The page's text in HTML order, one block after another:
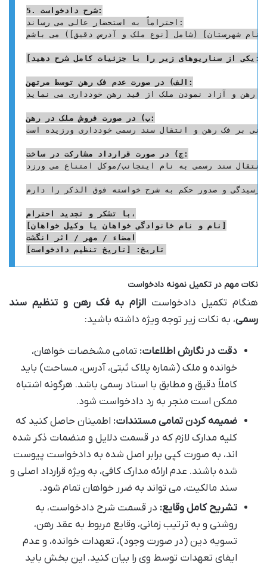
5. شرح دادخواست:
احتراماً به استحضار عالی می رساند:
[نام شهرستان] (شامل [نوع ملک و آدرس دقیق]) می باشم.
[یکی از سناریوهای زیر را با جزئیات کامل شرح دهید:]
الف) در صورت عدم فک رهن توسط مرتهن:
رهن و آزاد نمودن ملک از قید رهن خودداری می نماید.
ب) در صورت فروش ملک در رهن:
بر فک رهن و انتقال سند رسمی خودداری ورزیده است.
ج) در صورت قرارداد مشارکت در ساخت:
سند رسمی به نام اینجانب/موکل امتناع می ورزد.
در خصوص لزوم قراردادها و لزوم اجرای تعهدات، و مواد 198 و 519 قانون آیین دادرسی مدنی، از محضر عالی درخواست رسیدگی و صدور حکم به شرح خواسته فوق الذکر را دارم.
با تشکر و تجدید احترام،
[نام و نام خانوادگی خواهان یا وکیل خواهان]
امضاء / مهر / اثر انگشت
تاریخ: [تاریخ تنظیم دادخواست]
نکات مهم در تکمیل نمونه دادخواست
هنگام تکمیل دادخواست الزام به فک رهن و تنظیم سند
رسمی، به نکات زیر توجه ویژه داشته باشید:
دقت در نگارش اطلاعات: تمامی مشخصات خواهان،
خوانده و ملک (شماره پلاک ثبتی، آدرس، مساحت) باید
کاملاً دقیق و مطابق با اسناد رسمی باشد. هرگونه اشتباه
ممکن است منجر به رد دادخواست شود.
ضمیمه کردن تمامی مستندات: اطمینان حاصل کنید که
کلیه مدارک لازم که در قسمت دلایل و منضمات ذکر شده
اند، به صورت کپی برابر اصل شده به دادخواست پیوست
شده باشند. عدم ارائه مدارک کافی، به ویژه قرارداد اصلی و
سند مالکیت، می تواند به ضرر خواهان تمام شود.
تشریح کامل وقایع: در قسمت شرح دادخواست، به
روشنی و به ترتیب زمانی، وقایع مربوط به عقد رهن،
تسویه دین (در صورت وجود)، تعهدات خوانده، و عدم
ایفای تعهدات توسط وی را بیان کنید. این بخش باید